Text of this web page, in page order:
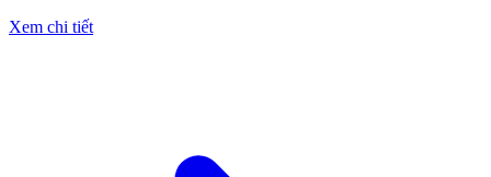
Xem chi tiết